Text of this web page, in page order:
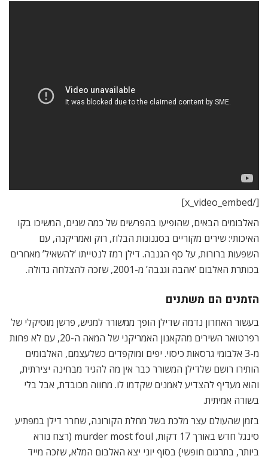
[/x_video_embed]
האלבומים הבאים, שהופיעו בהפרשים של כמה שנים, המשיכו בקו
האיכותי: שירים מקוריים בסגנונות הבלוז, רוק ואמריקנה, עם
השפעות ברורות, על סף הגנבה. דילן רמז לנטייתו ‘להשאיל’ מאחרים
בכותרת האלבום ‘אהבה וגנבה’ מ-2001, שזכה להצלחה גדולה.
הזמנים הם משתנים
בעשור האחרון נדמה שדילן הופך ממשורר למגיש, פרשן מוסיקלי של
רפרטואר השירים מהקאנון האמריקני של המאה ה-20, עם לא פחות
מ-3 אלבומי גרסאות כיסוי. יפים ומוקפדים כשלעצמם, האלבומים
הותירו רושם שלדילן המשורר כבר אין מה להגיד מבחינה יצירתית,
והוא מעדיף להצדיע לאמנים שקדמו לו. מחווה מכובדת, אבל בלי
בשורה אמיתית.
בזמן שהעולם עצר מלכת בשל מחלת הקורונה, שחרר דילן במפתיע
סינגל חדש באורך 17 דקות, murder most foul (רצח נורא
ביותר, בתרגום חופשי) בסוף יוני יצא האלבום המלא, שזכה מייד